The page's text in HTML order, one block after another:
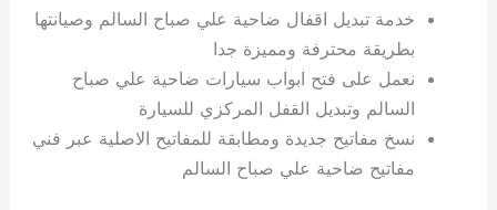
خدمة تبديل اقفال ضاحية علي صباح السالم وصيانتها
بطريقة محترفة ومميزة جدا
نعمل على فتح ابواب سيارات ضاحية علي صباح
السالم وتبديل القفل المركزي للسيارة
نسخ مفاتيح جديدة ومطابقة للمفاتيح الاصلية عبر فني
مفاتيح ضاحية علي صباح السالم